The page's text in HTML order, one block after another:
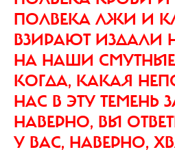
ПОЛВЕКА ЛЖИ И
ВЗИРАЮТ ИЗДАЛИ
НА НАШИ
КОГДА, КАКАЯ
НАС В ЭТУ ТЕМЕНЬ
НАВЕРНО, ВЫ
У ВАС, НАВЕРНО,